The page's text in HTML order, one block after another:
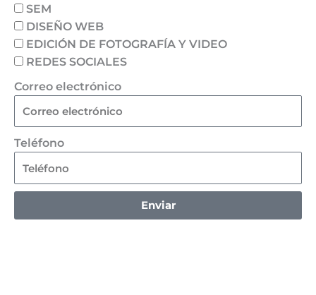
SEM
DISEÑO WEB
EDICIÓN DE FOTOGRAFÍA Y VIDEO
REDES SOCIALES
Correo electrónico
Teléfono
Enviar